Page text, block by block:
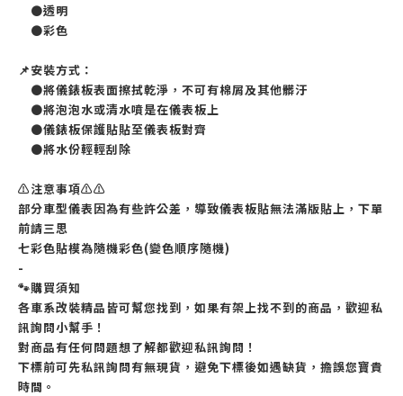
●透明
●彩色
📌安裝方式：
●將儀錶板表面擦拭乾淨，不可有棉屑及其他髒汙
●將泡泡水或清水噴是在儀表板上
●儀錶板保護貼貼至儀表板對齊
●將水份輕輕刮除
⚠️注意事項⚠️⚠️
部分車型儀表因為有些許公差，導致儀表板貼無法滿版貼上，下單
前請三思
七彩色貼模為隨機彩色(變色順序隨機)
-
🐾購買須知
各車系改裝精品皆可幫您找到，如果有架上找不到的商品，歡迎私
訊詢問小幫手！
對商品有任何問題想了解都歡迎私訊詢問！
下標前可先私訊詢問有無現貨，避免下標後如遇缺貨，擔誤您寶貴
時間。